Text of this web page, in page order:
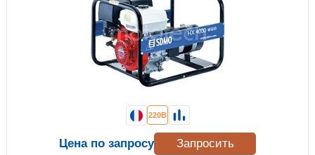
220В
Цена по запросу Запросить